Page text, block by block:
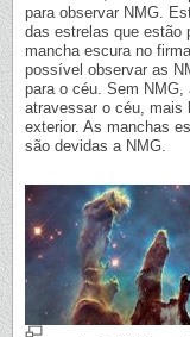
para observar NMG.
das estrelas que estão
mancha escura no
possível observar as
para o céu. Sem NMG,
atravessar o céu, mais
exterior. As manchas
são devidas a NMG.